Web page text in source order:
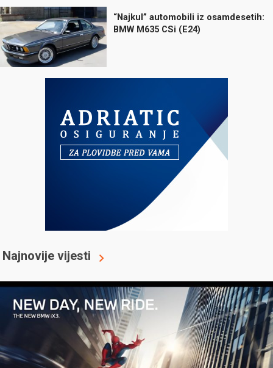
“Najkul” automobili iz osamdesetih:
BMW M635 CSi (E24)
Najnovije vijesti